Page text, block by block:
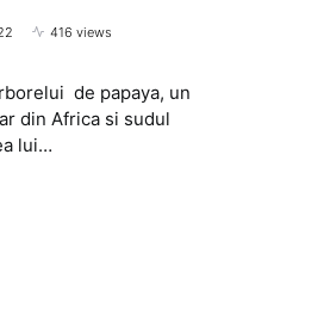
416 views
de papaya, un
din Africa si sudul
lui…